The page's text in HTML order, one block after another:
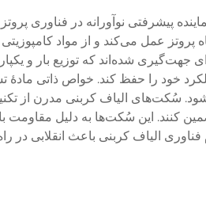
پیشرفتی نوآورانه در فناوری
پروتز عمل می‌کند و از مواد
جهت‌گیری شده‌اند که توزیع بار و
خود را حفظ کند. خواص ذاتی مادهٔ
سُکت‌های الیاف کربنی مدرن از
کنند. این سُکت‌ها به دلیل مقاومت
فناوری الیاف کربنی باعث انقلابی